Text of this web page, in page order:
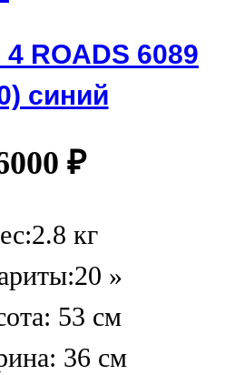
ROADS 6089
синий
₽
кг
»
53 см
36 см